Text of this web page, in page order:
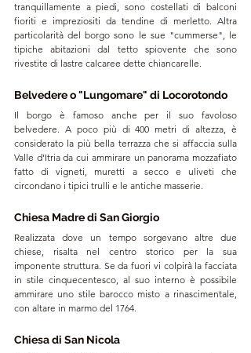
tranquillamente a piedi, sono costellati di balconi
fioriti e impreziositi da tendine di merletto. Altra
particolarità del borgo sono le sue "cummerse", le
tipiche abitazioni dal tetto spiovente che sono
rivestite di lastre calcaree dette chiancarelle.
Belvedere o "Lungomare" di Locorotondo
Il borgo è famoso anche per il suo favoloso
belvedere. A poco più di 400 metri di altezza, è
considerato la più bella terrazza che si affaccia sulla
Valle d’Itria da cui ammirare un panorama mozzafiato
fatto di vigneti, muretti a secco e uliveti che
circondano i tipici trulli e le antiche masserie.
Chiesa Madre di San Giorgio
Realizzata dove un tempo sorgevano altre due
chiese, risalta nel centro storico per la sua
imponente struttura. Se da fuori vi colpirà la facciata
in stile cinquecentesco, al suo interno è possibile
ammirare uno stile barocco misto a rinascimentale,
con altare in marmo del 1764.
Chiesa di San Nicola